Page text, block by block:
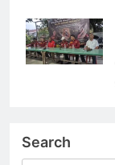
Search